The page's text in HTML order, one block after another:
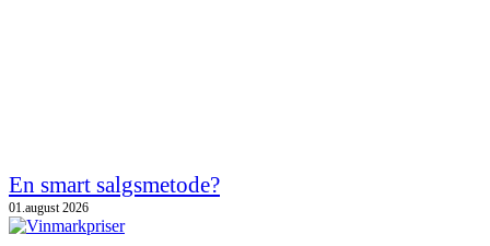
En smart salgsmetode?
01.august 2026